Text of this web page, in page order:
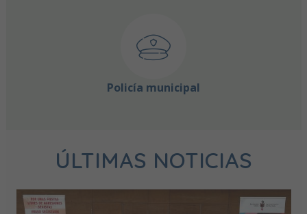
Policía municipal
ÚLTIMAS NOTICIAS